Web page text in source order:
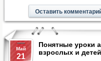
Оставить
Май
21
Понятные уроки
взрослых и детей